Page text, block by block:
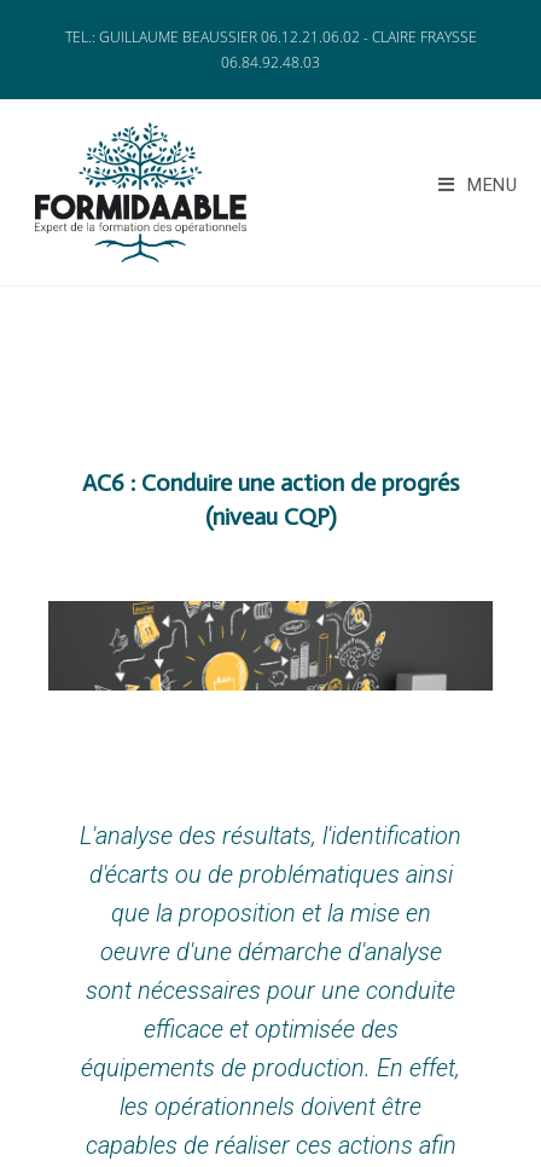
TEL.: GUILLAUME BEAUSSIER 06.12.21.06.02 - CLAIRE FRAYSSE
06.84.92.48.03
MENU
AC6 : Conduire une action de progrés
(niveau CQP)
L'analyse des résultats, l'identification
d'écarts ou de problématiques ainsi
que la proposition et la mise en
oeuvre d'une démarche d'analyse
sont nécessaires pour une conduite
efficace et optimisée des
équipements de production. En effet,
les opérationnels doivent être
capables de réaliser ces actions afin